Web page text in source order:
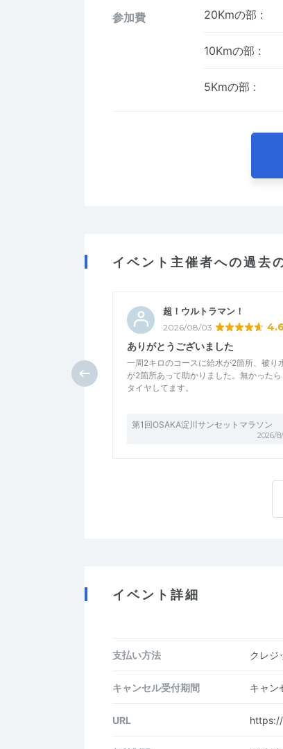
参加費 20Kmの部 :
10Kmの部 :
5Kmの部 :
イベント主催者への過去
超！ウルトラマン！
2026/08/03
ありがとうございました
一周2キロのコースに給水が2箇所、被り
が2箇所あって助かりました。無かったら
タイヤしてます。
第1回OSAKA淀川サンセットマラソン
2026/
イベント詳細
支払い方法 クレジ
キャンセル受付期間 キャン
URL